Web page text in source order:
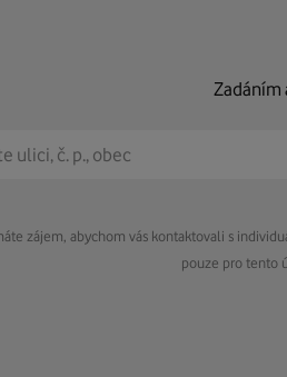
Zadáním
zájem, abychom vás kontaktovali s
pouze pro tento